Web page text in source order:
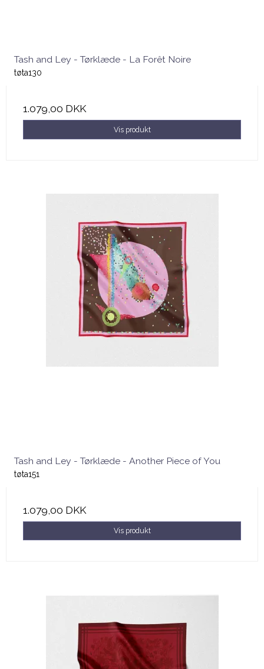
Tash and Ley - Tørklæde - La Forêt Noire
tøta130
1.079,00 DKK
Vis produkt
Tash and Ley - Tørklæde - Another Piece of You
tøta151
1.079,00 DKK
Vis produkt